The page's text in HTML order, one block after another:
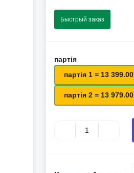
Быстрый заказ
партія
партія 1 = 13
партія 2 = 13